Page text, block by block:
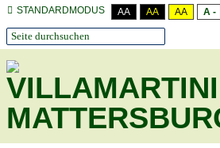
STANDARDMODUS AA AA AA A -